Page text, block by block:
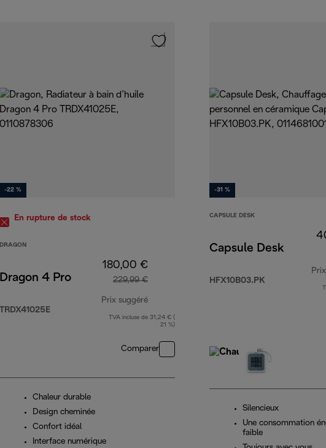
-22 %
En rupture de stock
DRAGON
Dragon 4 Pro
TRDX41025E
180,00 €
229,99 €
Prix suggéré
prix original 229,99 €
TVA incluse de 31,24 € (
21 %)
Comparer
Chaleur durable
Design cheminée
Confort idéal
Interface numérique
-31 %
CAPSULE DESK
Capsule Desk
HFX10B03.PK
Silencieux
Une consommation
faible